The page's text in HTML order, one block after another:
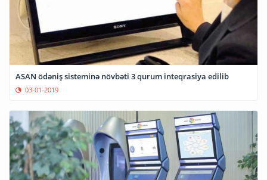
ASAN ödəniş sisteminə növbəti 3 qurum inteqrasiya edilib
03-01-2019